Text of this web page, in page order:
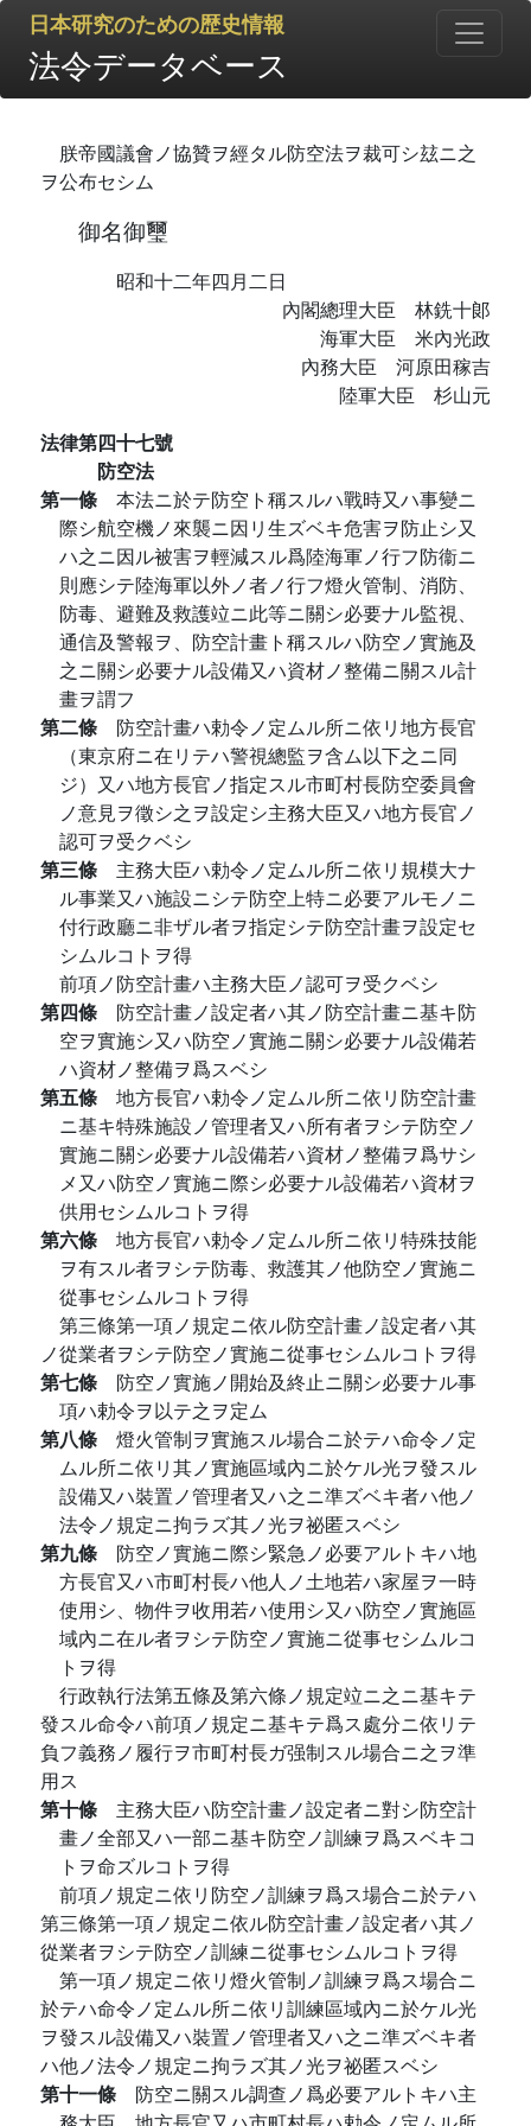
日本研究のための歴史情報
法令データベース
朕帝國議會ノ協贊ヲ經タル防空法ヲ裁可シ玆ニ之
ヲ公布セシム
御名御璽
昭和十二年四月二日
內閣總理大臣 林銑十郞
海軍大臣 米內光政
內務大臣 河原田稼吉
陸軍大臣 杉山元
法律第四十七號
防空法
第一條 本法ニ於テ防空ト稱スルハ戰時又ハ事變ニ
際シ航空機ノ來襲ニ因リ生ズベキ危害ヲ防止シ又
ハ之ニ因ル被害ヲ輕減スル爲陸海軍ノ行フ防衞ニ
則應シテ陸海軍以外ノ者ノ行フ燈火管制、消防、
防毒、避難及救護竝ニ此等ニ關シ必要ナル監視、
通信及警報ヲ、防空計畫ト稱スルハ防空ノ實施及
之ニ關シ必要ナル設備又ハ資材ノ整備ニ關スル計
畫ヲ謂フ
第二條 防空計畫ハ勅令ノ定ムル所ニ依リ地方長官
（東京府ニ在リテハ警視總監ヲ含ム以下之ニ同
ジ）又ハ地方長官ノ指定スル市町村長防空委員會
ノ意見ヲ徵シ之ヲ設定シ主務大臣又ハ地方長官ノ
認可ヲ受クベシ
第三條 主務大臣ハ勅令ノ定ムル所ニ依リ規模大ナ
ル事業又ハ施設ニシテ防空上特ニ必要アルモノニ
付行政廳ニ非ザル者ヲ指定シテ防空計畫ヲ設定セ
シムルコトヲ得
前項ノ防空計畫ハ主務大臣ノ認可ヲ受クベシ
第四條 防空計畫ノ設定者ハ其ノ防空計畫ニ基キ防
空ヲ實施シ又ハ防空ノ實施ニ關シ必要ナル設備若
ハ資材ノ整備ヲ爲スベシ
第五條 地方長官ハ勅令ノ定ムル所ニ依リ防空計畫
ニ基キ特殊施設ノ管理者又ハ所有者ヲシテ防空ノ
實施ニ關シ必要ナル設備若ハ資材ノ整備ヲ爲サシ
メ又ハ防空ノ實施ニ際シ必要ナル設備若ハ資材ヲ
供用セシムルコトヲ得
第六條 地方長官ハ勅令ノ定ムル所ニ依リ特殊技能
ヲ有スル者ヲシテ防毒、救護其ノ他防空ノ實施ニ
從事セシムルコトヲ得
第三條第一項ノ規定ニ依ル防空計畫ノ設定者ハ其
ノ從業者ヲシテ防空ノ實施ニ從事セシムルコトヲ得
第七條 防空ノ實施ノ開始及終止ニ關シ必要ナル事
項ハ勅令ヲ以テ之ヲ定ム
第八條 燈火管制ヲ實施スル場合ニ於テハ命令ノ定
ムル所ニ依リ其ノ實施區域內ニ於ケル光ヲ發スル
設備又ハ裝置ノ管理者又ハ之ニ準ズベキ者ハ他ノ
法令ノ規定ニ拘ラズ其ノ光ヲ祕匿スベシ
第九條 防空ノ實施ニ際シ緊急ノ必要アルトキハ地
方長官又ハ市町村長ハ他人ノ土地若ハ家屋ヲ一時
使用シ、物件ヲ收用若ハ使用シ又ハ防空ノ實施區
域內ニ在ル者ヲシテ防空ノ實施ニ從事セシムルコ
トヲ得
行政執行法第五條及第六條ノ規定竝ニ之ニ基キテ
發スル命令ハ前項ノ規定ニ基キテ爲ス處分ニ依リテ
負フ義務ノ履行ヲ市町村長ガ强制スル場合ニ之ヲ準
用ス
第十條 主務大臣ハ防空計畫ノ設定者ニ對シ防空計
畫ノ全部又ハ一部ニ基キ防空ノ訓練ヲ爲スベキコ
トヲ命ズルコトヲ得
前項ノ規定ニ依リ防空ノ訓練ヲ爲ス場合ニ於テハ
第三條第一項ノ規定ニ依ル防空計畫ノ設定者ハ其ノ
從業者ヲシテ防空ノ訓練ニ從事セシムルコトヲ得
第一項ノ規定ニ依リ燈火管制ノ訓練ヲ爲ス場合ニ
於テハ命令ノ定ムル所ニ依リ訓練區域內ニ於ケル光
ヲ發スル設備又ハ裝置ノ管理者又ハ之ニ準ズベキ者
ハ他ノ法令ノ規定ニ拘ラズ其ノ光ヲ祕匿スベシ
第十一條 防空ニ關スル調查ノ爲必要アルトキハ主